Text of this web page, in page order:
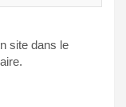
site dans le